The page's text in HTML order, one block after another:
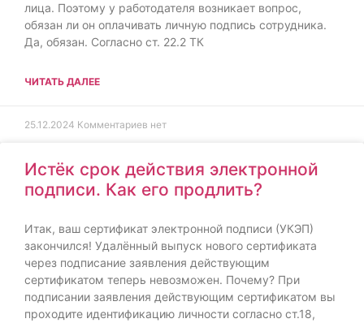
лица. Поэтому у работодателя возникает вопрос,
обязан ли он оплачивать личную подпись сотрудника.
Да, обязан. Согласно ст. 22.2 ТК
ЧИТАТЬ ДАЛЕЕ
25.12.2024 Комментариев нет
Истёк срок действия электронной
подписи. Как его продлить?
Итак, ваш сертификат электронной подписи (УКЭП)
закончился! Удалённый выпуск нового сертификата
через подписание заявления действующим
сертификатом теперь невозможен. Почему? При
подписании заявления действующим сертификатом вы
проходите идентификацию личности согласно ст.18,